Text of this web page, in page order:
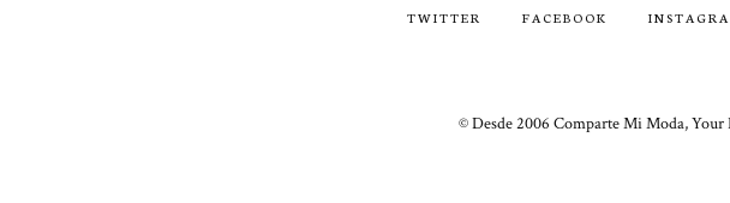
TWITTER FACEBOOK
© Desde 2006 Comparte Mi Moda,